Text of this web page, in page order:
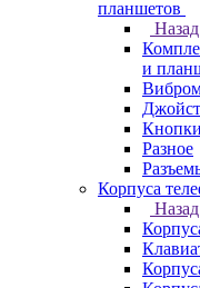
планшетов
Назад
и
Разное
Корпуса
Назад